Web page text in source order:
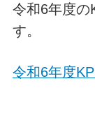
令和6年度の
す。
令和6年度